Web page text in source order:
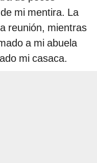
mi mentira. La
reunión, mientras
a mi abuela
mi casaca.